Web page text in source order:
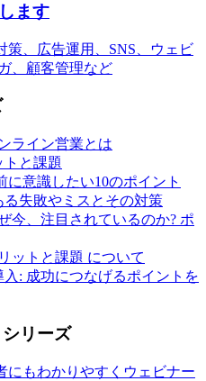
ます
策、広告運用、SNS、ウェビ
、顧客管理など
ライン営業とは
と課題
に意識したい10のポイント
失敗やミスとその対策
今、注目されているのか? ポ
ットと課題 について
: 成功につなげるポイントを
リーズ
にもわかりやすくウェビナー